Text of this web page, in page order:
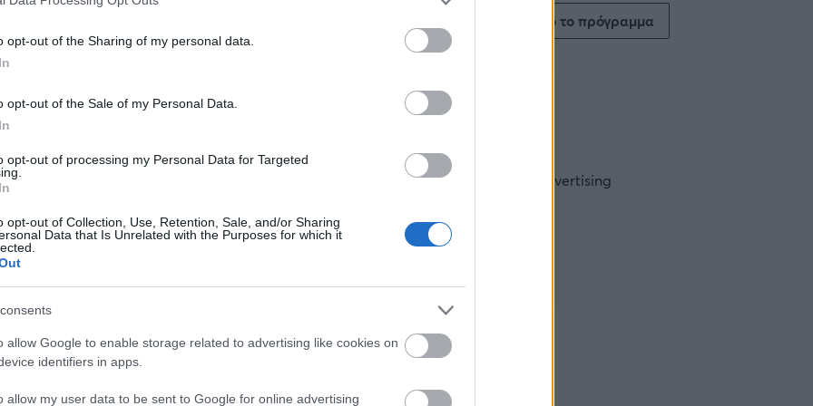
opt-out of the Sharing of my personal data.
opt-out of the Sale of my Personal Data.
opt-out of processing my Personal Data for Targeted
opt-out of Collection, Use, Retention, Sale, and/or Sharing
Data that Is Unrelated with the Purposes for which it
allow Google to enable storage related to advertising like cookies on
identifiers in apps.
allow my user data to be sent to Google for online advertising
και με την Μπασκόνια.
την Τρίτη (17/3), με το τζάμπολ να είναι
Δείτε όλο το πρόγραμμα